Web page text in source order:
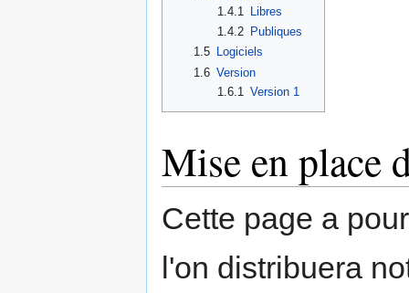
1.4.1
Libres
1.4.2 Publiques
1.5
Logiciels
1.6 Version
1.6.1
Version 1
Mise en place
Cette page a
l'on distribuera